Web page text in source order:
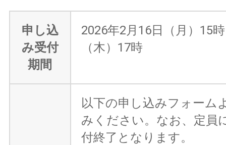
申し込
み受付
期間
2026年2月16日（月）15
（木）17時
以下の申し込みフォーム
みください。なお、定員
付終了となります。